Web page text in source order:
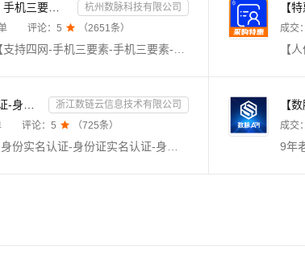
杭州数脉科技有限公司
评论： 5  （2651 条）
成交：
浙江数链云信息技术有限公司
评论： 5  （725条）
成交：